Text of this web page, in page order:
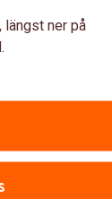
längst ner på